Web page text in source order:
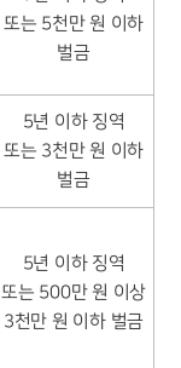
또는 5천만 원 이하
벌금
5년 이하 징역
또는 3천만 원 이하
벌금
5년 이하 징역
또는 500만 원 이상
3천만 원 이하 벌금